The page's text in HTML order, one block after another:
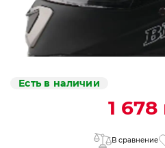
Есть в наличии
1 678
В сравнение